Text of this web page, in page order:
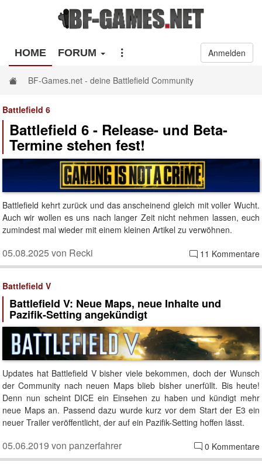
HOME FORUM Anmelden
BF-Games.net - deine Battlefield Community
Battlefield 6
Battlefield 6 - Release- und Beta-
Termine stehen fest!
Battlefield kehrt zurück und das anscheinend gleich mit voller Wucht.
Auch wir wollen es uns nach langer Zeit nicht nehmen lassen, euch
zumindest mal wieder mit einem kleinen Artikel zu verwöhnen.
11 Kommentare
05.08.2025 von Recki
Battlefield V
Battlefield V: Neue Maps, neue Inhalte und
Pazifik-Setting angekündigt
Updates hat Battlefield V bisher viele bekommen, doch der Wunsch
der Community nach neuen Maps blieb bisher unerfüllt. Bis heute!
Denn nun scheint DICE ein Einsehen zu haben und kündigt mehr
neue Maps an. Passend dazu wurde kurz vor dem Start der E3 ein
neuer Trailer veröffentlicht, der auf ein Pazifik-Setting hoffen lässt.
0 Kommentare
05.06.2019 von panzerfahrer